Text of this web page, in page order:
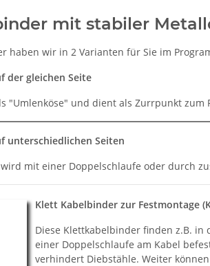
mit stabiler
haben wir in 2 Varianten für Sie im
der gleichen Seite
"Umlenköse" und dient als Zurrpunkt
unterschiedlichen Seiten
mit einer Doppelschlaufe oder durch
Klett Kabelbinder zur Festmontage
Diese Klettkabelbinder finden z.B.
einer Doppelschlaufe am Kabel
verhindert Diebstähle. Weiter